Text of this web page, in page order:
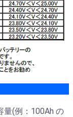
量(例：100Ah の